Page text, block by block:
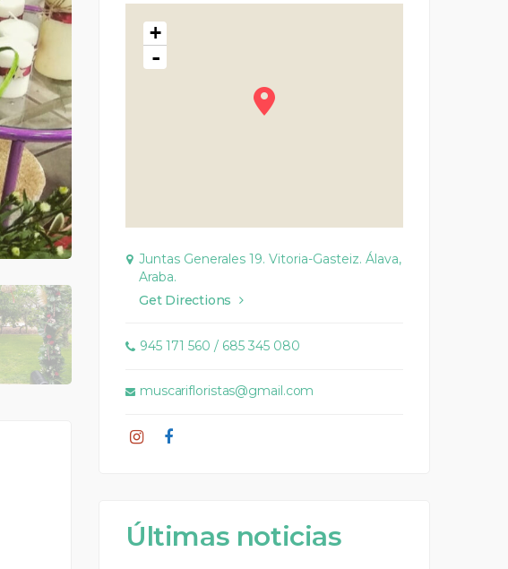
+
-
Juntas Generales 19. Vitoria-Gasteiz. Álava,
Araba.
Get Directions
945 171 560 / 685 345 080
muscarifloristas@gmail.com
Últimas noticias